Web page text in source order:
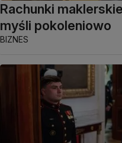
Rachunki
myśli pokoleniowo
BIZNES